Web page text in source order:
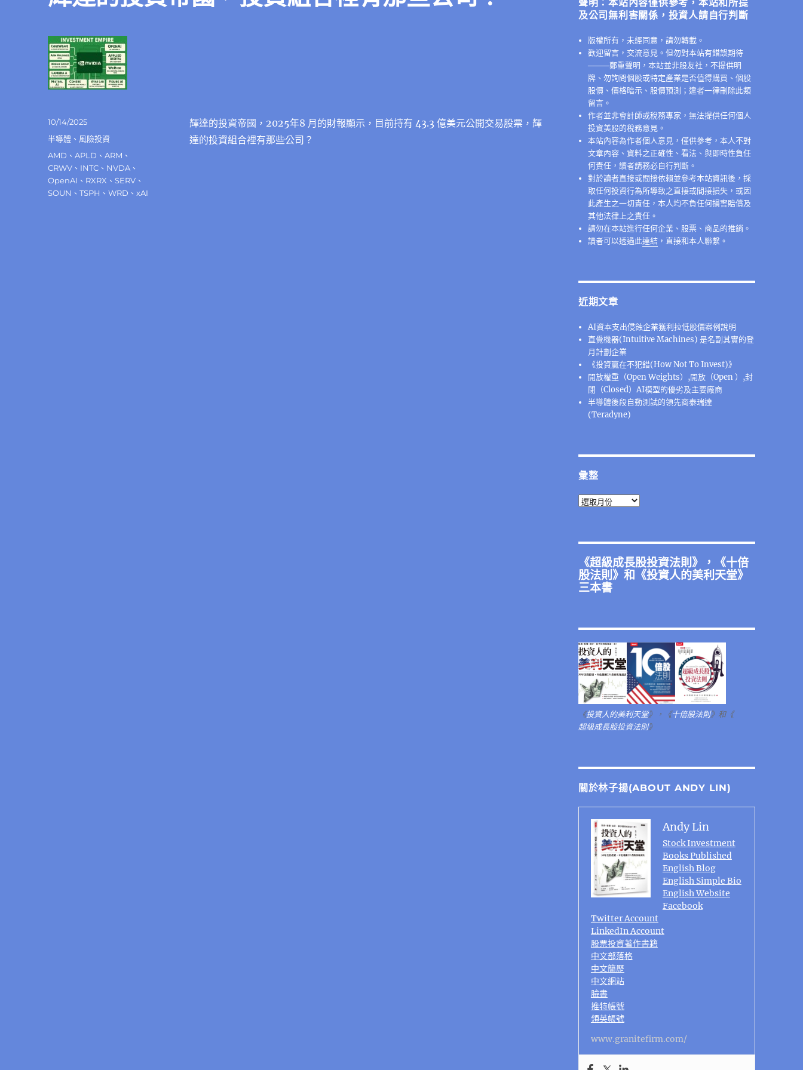
輝達的投資帝國，2025年8 月的財報顯示，目前持有 43.3 億美元公開交易股票，輝
達的投資組合裡有那些公司？
發
佈
期:
10/14/2025
分
半導體 、 風險投資
標
籤
AMD 、APLD 、ARM 、
CRWV 、 INTC 、 NVDA 、
OpenAI 、 RXRX 、SERV 、
SOUN 、TSPH 、WRD 、xAI
聲明：本站內容僅供參考，本站和所提
及公司無利害關係，投資人請自行判斷
版權所有，未經同意，請勿轉載。
歡迎留言，交流意見。但勿對本站有錯誤期待
────鄭重聲明，本站並非股友社，不提供明
牌、勿詢問個股或特定產業是否值得購買、個股
股價、價格暗示、股價預測；違者一律刪除此類
留言。
作者並非會計師或稅務專家，無法提供任何個人
投資美股的稅務意見。
本站內容為作者個人意見，僅供參考，本人不對
文章內容、資料之正確性、看法、與即時性負任
何責任，讀者請務必自行判斷。
對於讀者直接或間接依賴並參考本站資訊後，採
取任何投資行為所導致之直接或間接損失，或因
此產生之一切責任，本人均不負任何損害賠償及
其他法律上之責任。
請勿在本站進行任何企業、股票、商品的推銷。
讀者可以透過此連結 ，直接和本人聯繫。
近期文章
AI資本支出侵蝕企業獲利拉低股價案例說明
直覺機器(Intuitive Machines) 是名副其實的登
月計劃企業
《投資贏在不犯錯(How Not To Invest)》
開放權重（Open Weights）,開放（Open ）,封
閉（Closed）AI模型的優劣及主要廠商
半導體後段⾃動測試的領先商泰瑞達
(Teradyne)
彙整
彙
《超級成長股投資法則》，《十倍
股法則》和《投資人的美利天堂》
三本書
《投資人的美利天堂》，《十倍股法則》和《
超級成長股投資法則》
關於林子揚(ABOUT ANDY LIN)
Andy Lin
Stock Investment
Books Published
English Blog
English Simple Bio
English Website
Facebook
Twitter Account
LinkedIn Account
股票投資著作書籍
中文部落格
中文簡歷
中文網站
臉書
推特帳號
領英帳號
www.granitefirm.com/